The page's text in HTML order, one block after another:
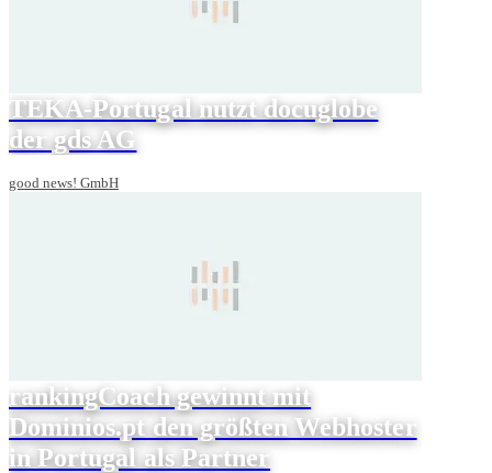
TEKA-Portugal nutzt docuglobe
der gds AG
good news! GmbH
rankingCoach gewinnt mit
Dominios.pt den größten Webhoster
in Portugal als Partner